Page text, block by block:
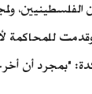
للمحاكمة
"بمجرد أن